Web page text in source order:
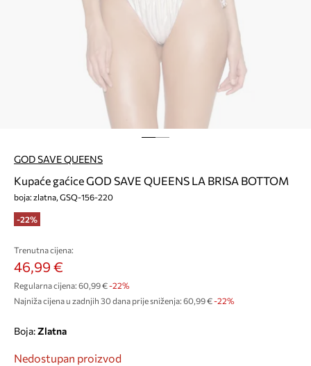
GOD SAVE QUEENS
Kupaće gaćice GOD SAVE QUEENS LA BRISA BOTTOM
boja: zlatna, GSQ-156-220
-22%
Trenutna cijena:
46,99 €
Regularna cijena: 60,99 €-22%
Najniža cijena u zadnjih 30 dana prije sniženja: 60,99 € -22%
Boja: zlatna
Nedostupan proizvod